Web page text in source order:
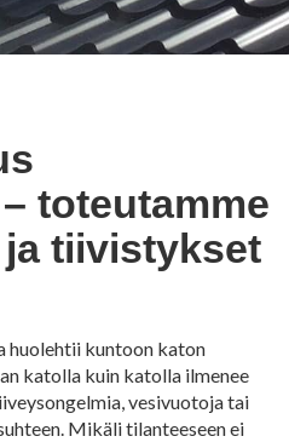
toteutamme
tiivistykset
huolehtii kuntoon katon
katolla kuin katolla ilmenee
vesivuotoja tai
Mikäli tilanteeseen ei